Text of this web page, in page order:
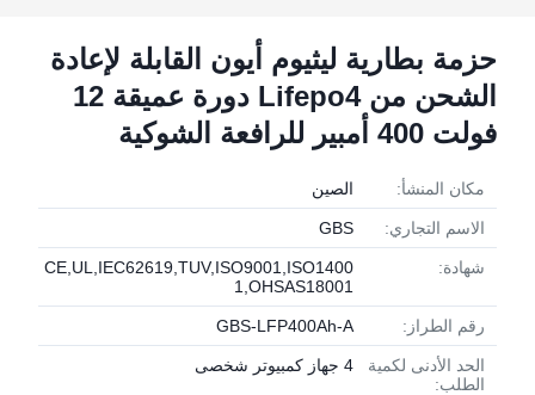
حزمة بطارية ليثيوم أيون القابلة لإعادة
الشحن من Lifepo4 دورة عميقة 12
فولت 400 أمبير للرافعة الشوكية
مكان المنشأ: الصين
الاسم التجاري: GBS
شهادة:
CE,UL,IEC62619,TUV,ISO9001,ISO1400
1,OHSAS18001
رقم الطراز: GBS-LFP400Ah-A
الحد الأدنى لكمية
الطلب:
4 جهاز كمبيوتر شخصى